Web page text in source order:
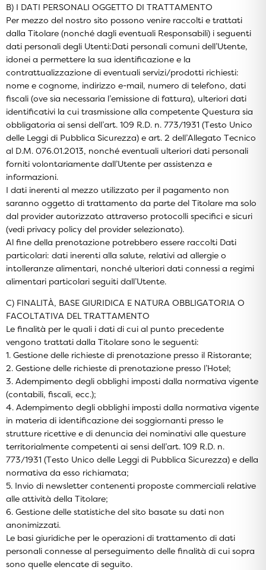
B) I DATI PERSONALI OGGETTO DI TRATTAMENTO
Per mezzo del nostro sito possono venire raccolti e trattati
dalla Titolare (nonché dagli eventuali Responsabili) i seguenti
dati personali degli Utenti:Dati personali comuni dell’Utente,
idonei a permettere la sua identificazione e la
contrattualizzazione di eventuali servizi/prodotti richiesti:
nome e cognome, indirizzo e-mail, numero di telefono, dati
fiscali (ove sia necessaria l’emissione di fattura), ulteriori dati
identificativi la cui trasmissione alla competente Questura sia
obbligatoria ai sensi dell’art. 109 R.D. n. 773/1931 (Testo Unico
delle Leggi di Pubblica Sicurezza) e art. 2 dell’Allegato Tecnico
al D.M. 076.01.2013, nonché eventuali ulteriori dati personali
forniti volontariamente dall’Utente per assistenza e
informazioni.
I dati inerenti al mezzo utilizzato per il pagamento non
saranno oggetto di trattamento da parte del Titolare ma solo
dal provider autorizzato attraverso protocolli specifici e sicuri
(vedi privacy policy del provider selezionato).
Al fine della prenotazione potrebbero essere raccolti Dati
particolari: dati inerenti alla salute, relativi ad allergie o
intolleranze alimentari, nonché ulteriori dati connessi a regimi
alimentari particolari seguiti dall’Utente.
C) FINALITÀ, BASE GIURIDICA E NATURA OBBLIGATORIA O
FACOLTATIVA DEL TRATTAMENTO
Le finalità per le quali i dati di cui al punto precedente
vengono trattati dalla Titolare sono le seguenti:
1. Gestione delle richieste di prenotazione presso il Ristorante;
2. Gestione delle richieste di prenotazione presso l’Hotel;
3. Adempimento degli obblighi imposti dalla normativa vigente
(contabili, fiscali, ecc.);
4. Adempimento degli obblighi imposti dalla normativa vigente
in materia di identificazione dei soggiornanti presso le
strutture ricettive e di denuncia dei nominativi alle questure
territorialmente competenti ai sensi dell’art. 109 R.D. n.
773/1931 (Testo Unico delle Leggi di Pubblica Sicurezza) e della
normativa da esso richiamata;
5. Invio di newsletter contenenti proposte commerciali relative
alle attività della Titolare;
6. Gestione delle statistiche del sito basate su dati non
anonimizzati.
Le basi giuridiche per le operazioni di trattamento di dati
personali connesse al perseguimento delle finalità di cui sopra
sono quelle elencate di seguito.